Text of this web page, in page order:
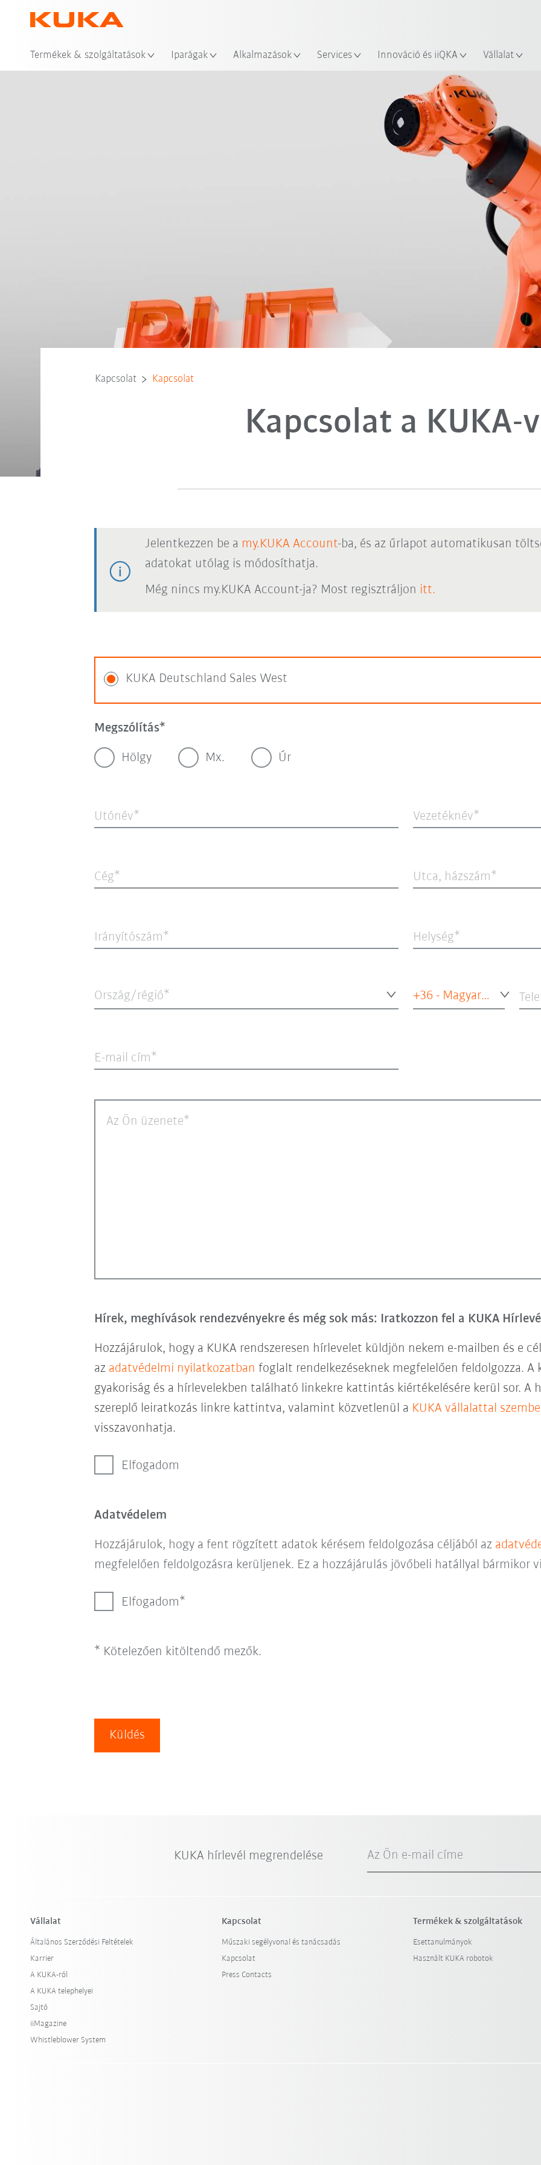
Termékek & szolgáltatások Iparágak Alkalmazások Services Innováció és iiQKA Vállalat
Kapcsolat Kapcsolat
Kapcsolat a KUKA-
Jelentkezzen be a my.KUKA Account-ba, és az űrlapot automatikusan
adatokat utólag is módosíthatja.
Még nincs my.KUKA Account-ja? Most regisztráljon itt.
KUKA Deutschland Sales West
Megszólítás
Hölgy Mx. Úr
Utónév Vezetéknév
Cég Utca, házszám
Irányítószám Helység
Ország/régió* +36 - Magyarország
E-mail cím
Az Ön üzenete
Hírek, meghívások rendezvényekre és még sok más: Iratkozzon fel a KUKA
Hozzájárulok, hogy a KUKA rendszeresen hírlevelet küldjön nekem e-mailben és e
az adatvédelmi nyilatkozatban foglalt rendelkezéseknek megfelelően feldolgozza. A
gyakoriság és a hírlevelekben található linkekre kattintás kiértékelésére kerül sor. A
szereplő leiratkozás linkre kattintva, valamint közvetlenül a KUKA vállalattal
visszavonhatja.
Elfogadom
Adatvédelem
Hozzájárulok, hogy a fent rögzített adatok kérésem feldolgozása céljából az
megfelelően feldolgozásra kerüljenek. Ez a hozzájárulás jövőbeli hatállyal bármikor
Elfogadom
* Kötelezően kitöltendő mezők.
Küldés
KUKA hírlevél megrendelése Az Ön e-mail címe
Vállalat
Általános Szerződési Feltételek
Karrier
A KUKA-ról
A KUKA telephelyei
Sajtó
iiMagazine
Whistleblower System
Kapcsolat
Műszaki segélyvonal és tanácsadás
Kapcsolat
Press Contacts
Termékek & szolgáltatások
Esettanulmányok
Használt KUKA robotok